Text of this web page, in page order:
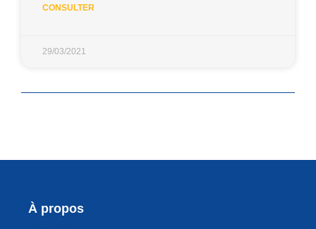
CONSULTER
29/03/2021
À propos